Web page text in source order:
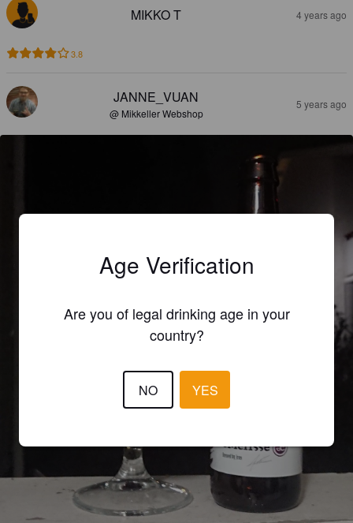
MIKKO T 4 years ago
3.8
JANNE_VUAN
@ Mikkeller Webshop
5 years ago
Age Verification
Are you of legal drinking age in your
country?
NO YES